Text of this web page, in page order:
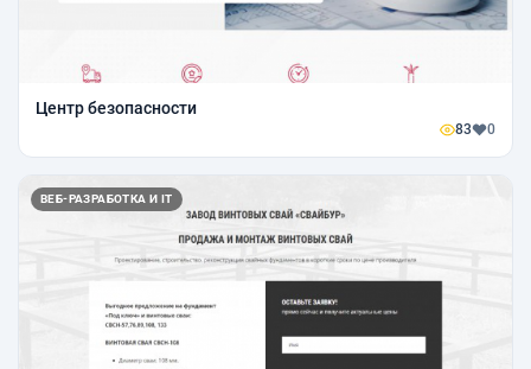
Центр безопасности
83 0
ВЕБ-РАЗРАБОТКА И IT